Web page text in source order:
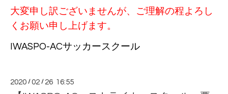
大変申し訳ございませんが、ご理解の程よろし
くお願い申し上げます。
IWASPO-ACサッカースクール
2020 /02 / 26 16:55